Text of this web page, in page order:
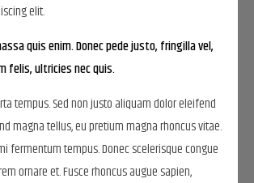
elit.
quis enim. Donec pede justo, fringilla vel,
felis, ultricies nec quis.
tempus. Sed non justo aliquam dolor eleifend
magna tellus, eu pretium magna rhoncus vitae.
fermentum tempus. Donec scelerisque congue
ornare et. Fusce rhoncus augue sapien,